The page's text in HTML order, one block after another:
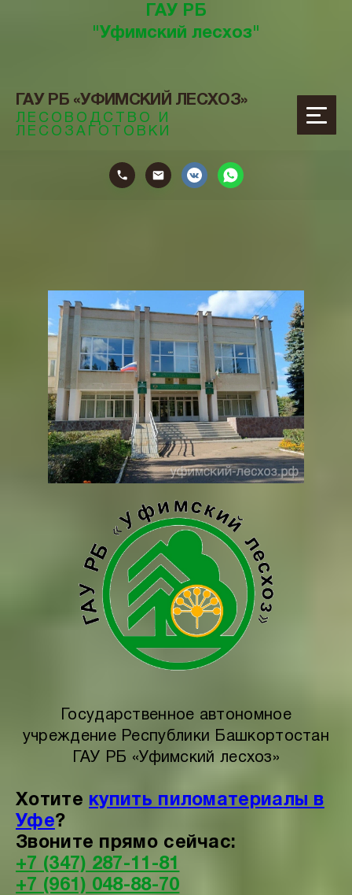
ГАУ РБ
"Уфимский лесхоз"
ГАУ РБ «УФИМСКИЙ ЛЕСХОЗ»
ЛЕСОВОДСТВО И
ЛЕСОЗАГОТОВКИ
Государственное автономное
учреждение Республики Башкортостан
ГАУ РБ «Уфимский лесхоз»
Хотите купить пиломатериалы в
Уфе?
Звоните прямо сейчас:
+7 (347) 287-11-81
+7 (961) 048-88-70